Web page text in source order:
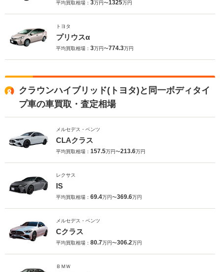
平均買取相場： 3万円〜1325万円
トヨタ
プリウスα
平均買取相場： 3万円〜774.3万円
クラウンハイブリッド(トヨタ)と同一ボディタイ
プ車の車買取・査定相場
メルセデス・ベンツ
CLAクラス
平均買取相場： 157.5万円〜213.6万円
レクサス
IS
平均買取相場： 69.4万円〜369.6万円
メルセデス・ベンツ
Cクラス
平均買取相場： 80.7万円〜306.2万円
ＢＭＷ